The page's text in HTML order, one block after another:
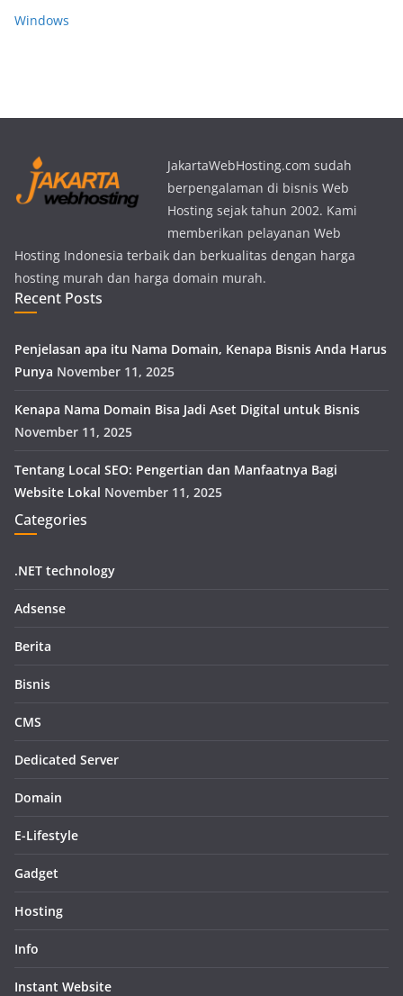
Windows
JakartaWebHosting.com sudah
berpengalaman di bisnis Web
Hosting sejak tahun 2002. Kami
memberikan pelayanan Web
Hosting Indonesia terbaik dan berkualitas dengan harga
hosting murah dan harga domain murah.
Recent Posts
Penjelasan apa itu Nama Domain, Kenapa Bisnis Anda Harus
Punya November 11, 2025
Kenapa Nama Domain Bisa Jadi Aset Digital untuk Bisnis
November 11, 2025
Tentang Local SEO: Pengertian dan Manfaatnya Bagi
Website Lokal November 11, 2025
Categories
.NET technology
Adsense
Berita
Bisnis
CMS
Dedicated Server
Domain
E-Lifestyle
Gadget
Hosting
Info
Instant Website